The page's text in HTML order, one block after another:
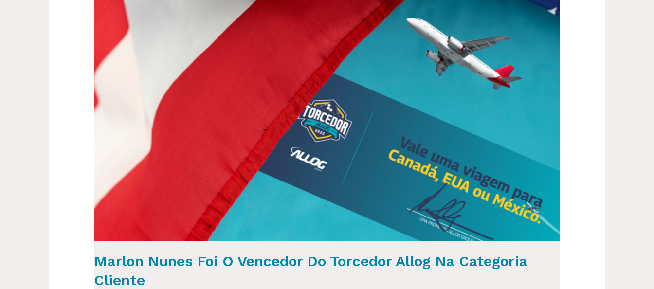
Marlon Nunes Foi O Vencedor Do Torcedor Allog Na Categoria
Cliente
VENCEDOR
TORCEDOR
ALLOG
NA
CATEGORIA